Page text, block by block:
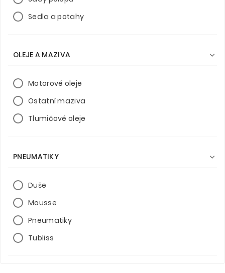
Sedla a potahy
OLEJE A MAZIVA 
Motorové oleje
Ostatní maziva
Tlumičové oleje
PNEUMATIKY 
Duše
Mousse
Pneumatiky
Tubliss